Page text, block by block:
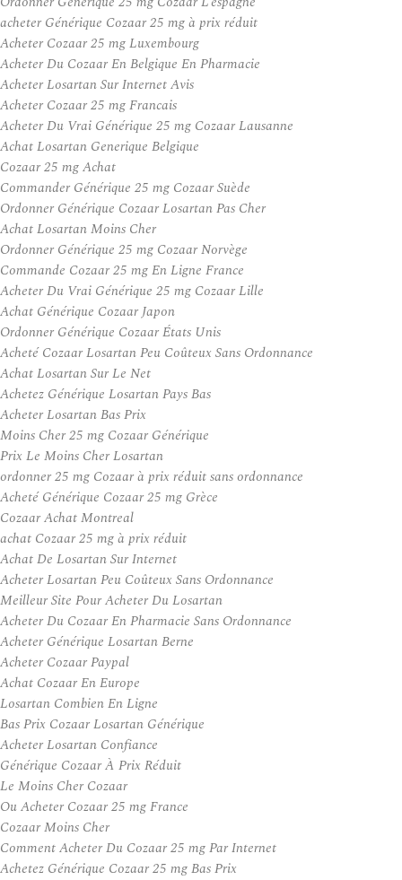
acheter Générique Cozaar 25 mg à prix réduit
Acheter Cozaar 25 mg Luxembourg
Acheter Du Cozaar En Belgique En Pharmacie
Acheter Losartan Sur Internet Avis
Acheter Cozaar 25 mg Francais
Acheter Du Vrai Générique 25 mg Cozaar Lausanne
Achat Losartan Generique Belgique
Cozaar 25 mg Achat
Commander Générique 25 mg Cozaar Suède
Ordonner Générique Cozaar Losartan Pas Cher
Achat Losartan Moins Cher
Ordonner Générique 25 mg Cozaar Norvège
Commande Cozaar 25 mg En Ligne France
Acheter Du Vrai Générique 25 mg Cozaar Lille
Achat Générique Cozaar Japon
Ordonner Générique Cozaar États Unis
Acheté Cozaar Losartan Peu Coûteux Sans Ordonnance
Achat Losartan Sur Le Net
Achetez Générique Losartan Pays Bas
Acheter Losartan Bas Prix
Moins Cher 25 mg Cozaar Générique
Prix Le Moins Cher Losartan
ordonner 25 mg Cozaar à prix réduit sans ordonnance
Acheté Générique Cozaar 25 mg Grèce
Cozaar Achat Montreal
achat Cozaar 25 mg à prix réduit
Achat De Losartan Sur Internet
Acheter Losartan Peu Coûteux Sans Ordonnance
Meilleur Site Pour Acheter Du Losartan
Acheter Du Cozaar En Pharmacie Sans Ordonnance
Acheter Générique Losartan Berne
Acheter Cozaar Paypal
Achat Cozaar En Europe
Losartan Combien En Ligne
Bas Prix Cozaar Losartan Générique
Acheter Losartan Confiance
Générique Cozaar À Prix Réduit
Le Moins Cher Cozaar
Ou Acheter Cozaar 25 mg France
Cozaar Moins Cher
Comment Acheter Du Cozaar 25 mg Par Internet
Achetez Générique Cozaar 25 mg Bas Prix